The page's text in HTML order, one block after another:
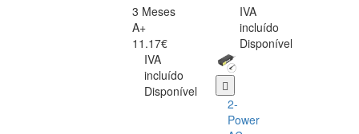
3 Meses
A+
11.17€
IVA
incluído
Disponível
IVA
incluído
Disponível
2-
Power